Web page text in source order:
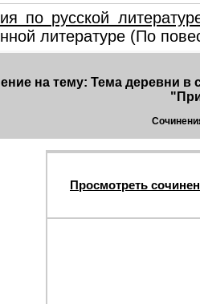
по русской
литературе (По
на тему: Тема деревни в
Просмотреть